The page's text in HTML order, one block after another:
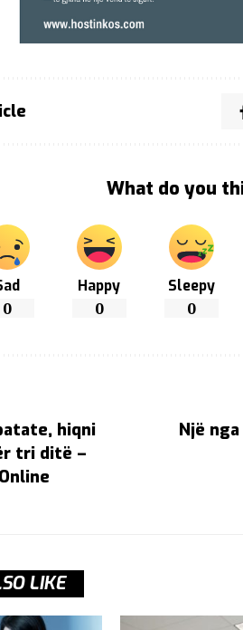
What do you
0
Happy
0
Sleepy
0
hiqni
tri ditë –
Një
LIKE